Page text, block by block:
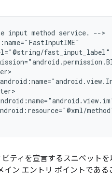
input method service.
-->
ティを宣言するスニペット
イン エントリ ポイントである